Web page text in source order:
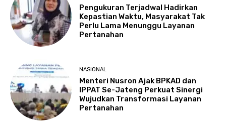
Pengukuran Terjadwal Hadirkan
Kepastian Waktu, Masyarakat Tak
Perlu Lama Menunggu Layanan
Pertanahan
NASIONAL
Menteri Nusron Ajak BPKAD dan
IPPAT Se-Jateng Perkuat Sinergi
Wujudkan Transformasi Layanan
Pertanahan